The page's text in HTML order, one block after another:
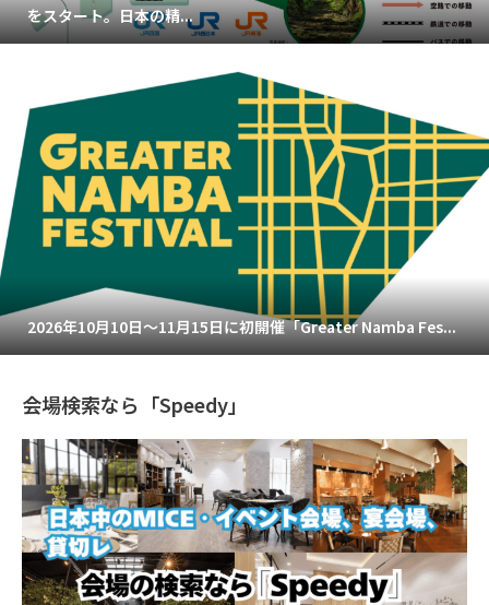
をスタート。日本の精...
2026年10月10日～11月15日に初開催「Greater Namba Fes...
会場検索なら「Speedy」